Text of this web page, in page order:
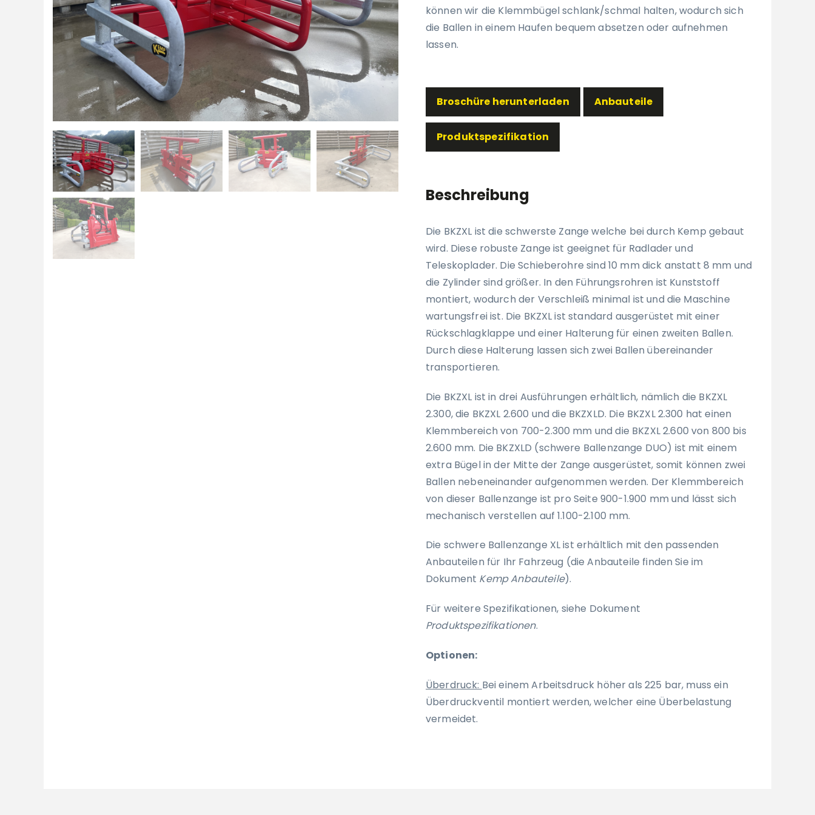
können wir die Klemmbügel schlank/schmal halten, wodurch sich
die Ballen in einem Haufen bequem absetzen oder aufnehmen
lassen.
Broschüre herunterladen Anbauteile
Produktspezifikation
Beschreibung
Die BKZXL ist die schwerste Zange welche bei durch Kemp gebaut
wird. Diese robuste Zange ist geeignet für Radlader und
Teleskoplader. Die Schieberohre sind 10 mm dick anstatt 8 mm und
die Zylinder sind größer. In den Führungsrohren ist Kunststoff
montiert, wodurch der Verschleiß minimal ist und die Maschine
wartungsfrei ist. Die BKZXL ist standard ausgerüstet mit einer
Rückschlagklappe und einer Halterung für einen zweiten Ballen.
Durch diese Halterung lassen sich zwei Ballen übereinander
transportieren.
Die BKZXL ist in drei Ausführungen erhältlich, nämlich die BKZXL
2.300, die BKZXL 2.600 und die BKZXLD. Die BKZXL 2.300 hat einen
Klemmbereich von 700-2.300 mm und die BKZXL 2.600 von 800 bis
2.600 mm. Die BKZXLD (schwere Ballenzange DUO) ist mit einem
extra Bügel in der Mitte der Zange ausgerüstet, somit können zwei
Ballen nebeneinander aufgenommen werden. Der Klemmbereich
von dieser Ballenzange ist pro Seite 900-1.900 mm und lässt sich
mechanisch verstellen auf 1.100-2.100 mm.
Die schwere Ballenzange XL ist erhältlich mit den passenden
Anbauteilen für Ihr Fahrzeug (die Anbauteile finden Sie im
Dokument Kemp Anbauteile).
Für weitere Spezifikationen, siehe Dokument
Produktspezifikationen.
Optionen:
Überdruck: Bei einem Arbeitsdruck höher als 225 bar, muss ein
Überdruckventil montiert werden, welcher eine Überbelastung
vermeidet.